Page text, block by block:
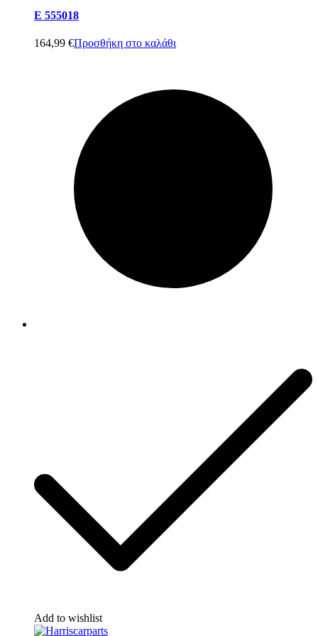
E 555018
164,99 €Προσθήκη στο καλάθι
Add to wishlist